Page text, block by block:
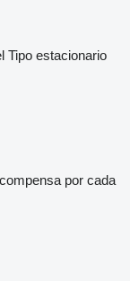
Tipo estacionario
por cada